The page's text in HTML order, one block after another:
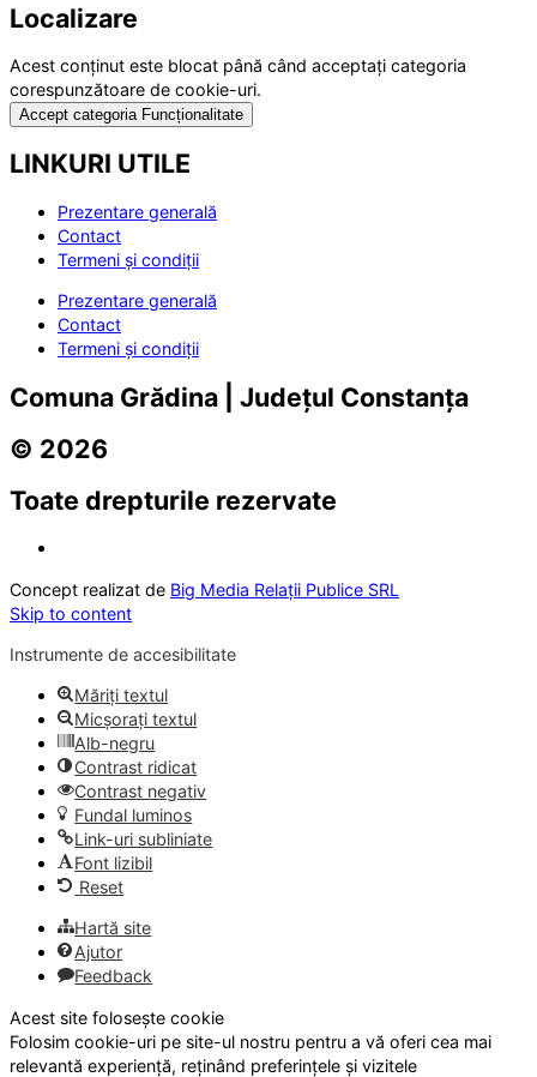
Localizare
Acest conținut este blocat până când acceptați categoria
corespunzătoare de cookie-uri.
Accept categoria Funcționalitate
LINKURI UTILE
Prezentare generală
Contact
Termeni și condiții
Prezentare generală
Contact
Termeni și condiții
Comuna Grădina | Județul Constanța
© 2026
Toate drepturile rezervate
Concept realizat de Big Media Relații Publice SRL
Skip to content
Instrumente de accesibilitate
Măriți textul
Micșorați textul
Alb-negru
Contrast ridicat
Contrast negativ
Fundal luminos
Link-uri subliniate
Font lizibil
Reset
Hartă site
Ajutor
Feedback
Acest site folosește cookie
Folosim cookie-uri pe site-ul nostru pentru a vă oferi cea mai
relevantă experiență, reținând preferințele și vizitele